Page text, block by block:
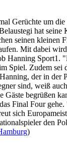
Gerüchte um
hat seine
seinen kleinen
Mit dabei
Hanning Sport1.
Spiel. Zudem sei
der in der
sind, weiß
Gäste begrüßen
Final Four
sich
den
)